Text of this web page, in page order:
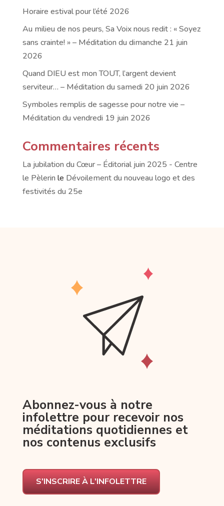
Horaire estival pour l’été 2026
Au milieu de nos peurs, Sa Voix nous redit : « Soyez
sans crainte! » – Méditation du dimanche 21 juin
2026
Quand DIEU est mon TOUT, l’argent devient
serviteur… – Méditation du samedi 20 juin 2026
Symboles remplis de sagesse pour notre vie –
Méditation du vendredi 19 juin 2026
Commentaires récents
La jubilation du Cœur – Éditorial juin 2025 - Centre
le Pèlerin le Dévoilement du nouveau logo et des
festivités du 25e
Abonnez-vous à notre
infolettre pour recevoir nos
méditations quotidiennes et
nos contenus exclusifs
S'INSCRIRE À L'INFOLETTRE